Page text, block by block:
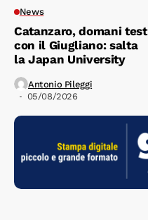
News
Catanzaro, domani test
con il Giugliano: salta
la Japan University
Antonio Pileggi
05/08/2026